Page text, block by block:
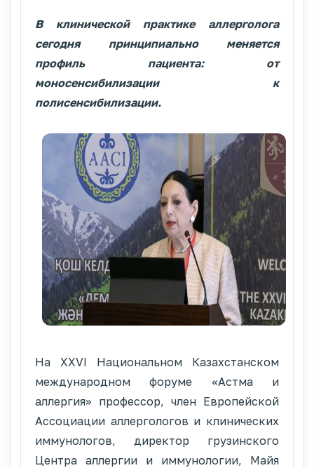
В клинической практике аллерголога
сегодня принципиально меняется
профиль пациента: от
моносенсибилизации к
полисенсибилизации.
На XXVI Национальном Казахстанском
международном форуме «Астма и
аллергия» профессор, член Европейской
Ассоциации аллергологов и клинических
иммунологов, директор грузинского
Центра аллергии и иммунологии, Майя